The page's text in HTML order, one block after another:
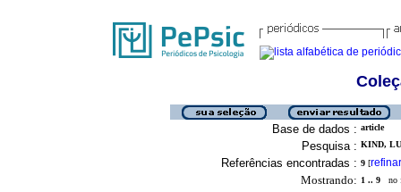
Base de dados : article
Pesquisa : KIND,
Referências encontradas : 9 [refinar
Mostrando: 1 .. 9 no